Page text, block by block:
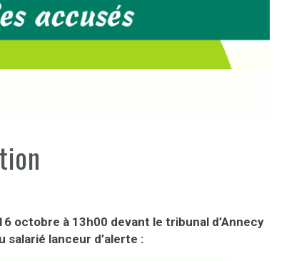
octobre à 13h00 devant le tribunal d’Annecy
lanceur d’alerte :